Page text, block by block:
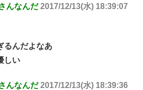
んなんだ 2017/12/13(水) 18:39:07
るんだよなあ
しい
んなんだ 2017/12/13(水) 18:39:36